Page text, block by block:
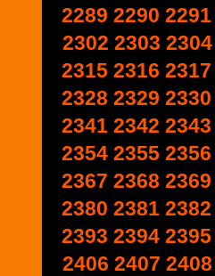
2289 2290 2291
2302 2303 2304
2315 2316 2317
2328 2329 2330
2341 2342 2343
2354 2355 2356
2367 2368 2369
2380 2381 2382
2393 2394 2395
2406 2407 2408